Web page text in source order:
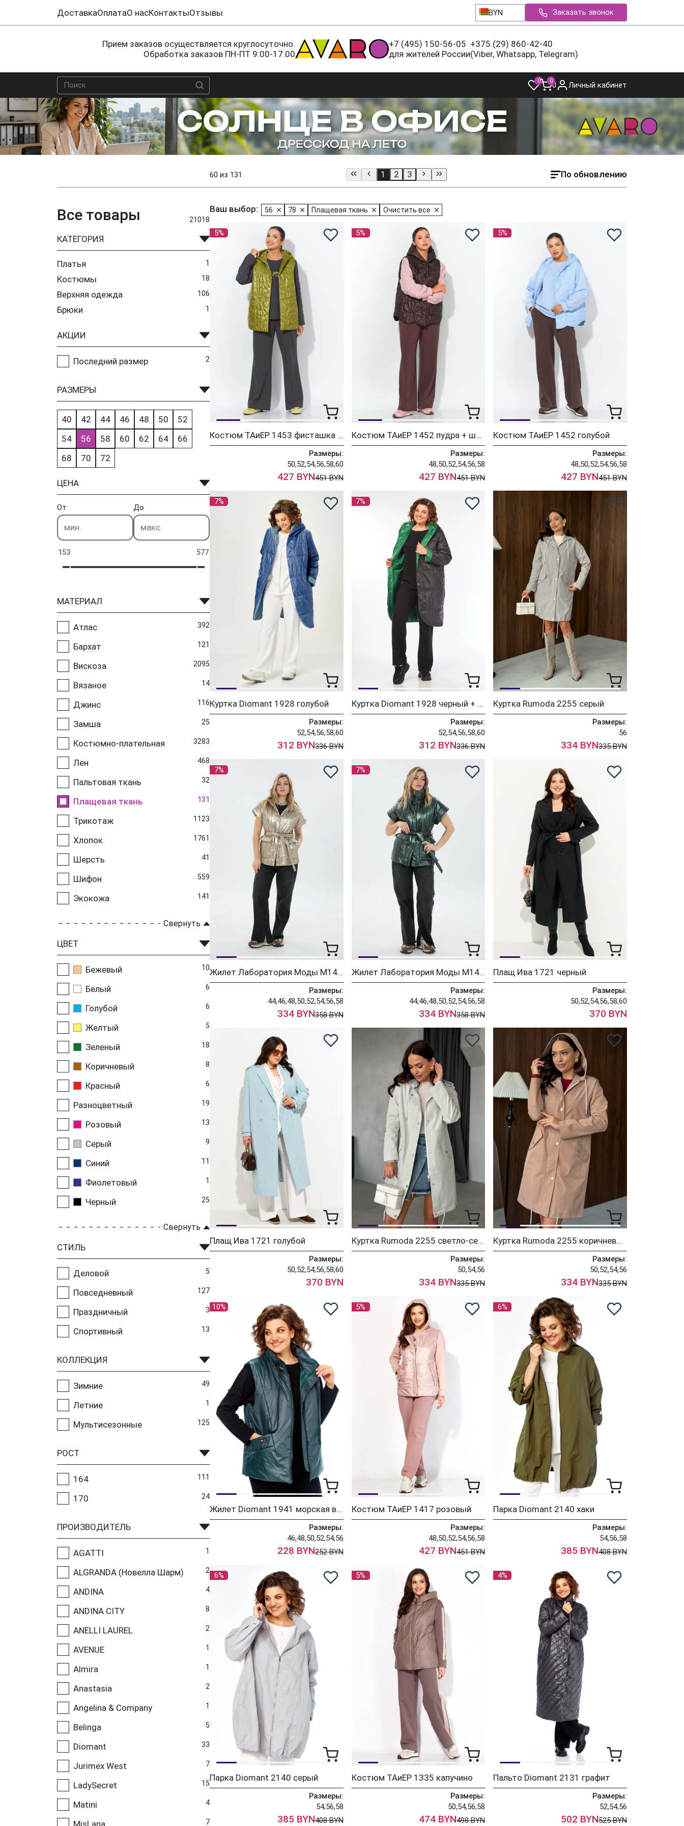
ДоставкаОплатаО насКонтактыОтзывы BYN Заказать звонок
Прием заказов осуществляется круглосуточно.
Обработка заказов ПН-ПТ 9:00-17:00
+7 (495) 150-56-05
для жителей России
+375 (29) 860-42-40
(Viber, Whatsapp, Telegram)
0 00 Личный кабинет
60 из 131 По обновлению
1 2 3
Все товары 21018
КАТЕГОРИЯ
Платья 1
Костюмы 18
Верхняя одежда 106
Брюки 1
АКЦИИ
Последний размер 2
РАЗМЕРЫ
40 42 44 46 48 50
52
54
56 58 60 62 64
66
68
70 72
ЦЕНА
От До
153 577
МАТЕРИАЛ
Атлас 392
Бархат 121
Вискоза 2095
Вязаное 14
Джинс 116
Замша 25
Костюмно-плательная 3283
Лен 468
Пальтовая ткань 32
Плащевая ткань 131
Трикотаж 1123
Хлопок 1761
Шерсть 41
Шифон 559
Экокожа 141
Свернуть
ЦВЕТ
Бежевый 10
Белый 6
Голубой 6
Желтый 5
Зеленый 18
Коричневый 8
Красный 6
Разноцветный 19
Розовый 13
Серый 9
Синий 11
Фиолетовый 1
Черный 25
Свернуть
СТИЛЬ
Деловой 5
Повседневный 127
Праздничный 3
Спортивный 13
КОЛЛЕКЦИЯ
Зимние 49
Летние 1
Мультисезонные 125
РОСТ
164 111
170 24
ПРОИЗВОДИТЕЛЬ
AGATTI 1
ALGRANDA (Новелла Шарм) 2
ANDINA 4
ANDINA CITY 8
ANELLI LAUREL 2
AVENUE 1
Almira 1
Anastasia 2
Angelina & Company 1
Belinga 5
Diomant 33
Jurimex West 7
LadySecret 15
Matini 4
MisLana 7
Ваш выбор: 56 78 Плащевая ткань Очистить все
5%
Костюм ТАиЕР 1453 фисташка + графит
Размеры:
50,52,54,56,58,60
427 BYN451 BYN
5%
Костюм ТАиЕР 1452 пудра + шоколад
Размеры:
48,50,52,54,56,58
427 BYN451 BYN
5%
Костюм ТАиЕР 1452 голубой
Размеры:
48,50,52,54,56,58
427 BYN451 BYN
7%
Куртка Diomant 1928 голубой
Размеры:
52,54,56,58,60
312 BYN336 BYN
7%
Куртка Diomant 1928 черный + зеленый
Размеры:
52,54,56,58,60
312 BYN336 BYN
Куртка Rumoda 2255 серый
Размеры:
56
334 BYN335 BYN
7%
Жилет Лаборатория Моды М14 золото
Размеры:
44,46,48,50,52,54,56,58
334 BYN358 BYN
7%
Жилет Лаборатория Моды М14 изумруд
Размеры:
44,46,48,50,52,54,56,58
334 BYN358 BYN
Плащ Ива 1721 черный
Размеры:
50,52,54,56,58,60
370 BYN
Плащ Ива 1721 голубой
Размеры:
50,52,54,56,58,60
370 BYN
Куртка Rumoda 2255 светло-серый
Размеры:
50,54,56
334 BYN335 BYN
Куртка Rumoda 2255 коричневый
Размеры:
50,52,54,56
334 BYN335 BYN
10%
Жилет Diomant 1941 морская волна
Размеры:
46,48,50,52,54,56
228 BYN252 BYN
5%
Костюм ТАиЕР 1417 розовый
Размеры:
48,50,52,54,56,58
427 BYN451 BYN
6%
Парка Diomant 2140 хаки
Размеры:
54,56,58
385 BYN408 BYN
6%
Парка Diomant 2140 серый
Размеры:
54,56,58
385 BYN408 BYN
5%
Костюм ТАиЕР 1335 капучино
Размеры:
50,54,56,58
474 BYN498 BYN
4%
Пальто Diomant 2131 графит
Размеры:
52,54,56
502 BYN525 BYN